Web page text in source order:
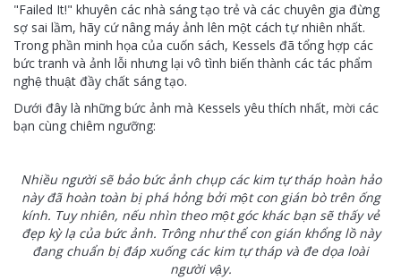
"Failed It!" khuyên các nhà sáng tạo trẻ và các chuyên gia đừng
sợ sai lầm, hãy cứ nâng máy ảnh lên một cách tự nhiên nhất.
Trong phần minh họa của cuốn sách, Kessels đã tổng hợp các
bức tranh và ảnh lỗi nhưng lại vô tình biến thành các tác phẩm
nghệ thuật đầy chất sáng tạo.
Dưới đây là những bức ảnh mà Kessels yêu thích nhất, mời các
bạn cùng chiêm ngưỡng:
Nhiều người sẽ bảo bức ảnh chụp các kim tự tháp hoàn hảo
này đã hoàn toàn bị phá hỏng bởi một con gián bò trên ống
kính. Tuy nhiên, nếu nhìn theo một góc khác bạn sẽ thấy vẻ
đẹp kỳ lạ của bức ảnh. Trông như thể con gián khổng lồ này
đang chuẩn bị đáp xuống các kim tự tháp và đe dọa loài
người vậy.